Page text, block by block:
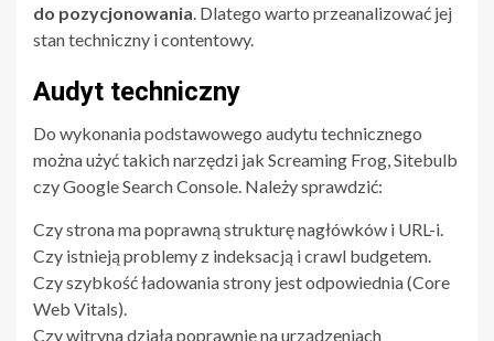
do pozycjonowania . Dlatego warto przeanalizować jej
stan techniczny i contentowy.
Audyt techniczny
Do wykonania podstawowego audytu technicznego
można użyć takich narzędzi jak Screaming Frog, Sitebulb
czy Google Search Console. Należy sprawdzić:
Czy strona ma poprawną strukturę nagłówków i URL-i.
Czy istnieją problemy z indeksacją i crawl budgetem.
Czy szybkość ładowania strony jest odpowiednia (Core
Web Vitals).
Czy witryna działa poprawnie na urządzeniach